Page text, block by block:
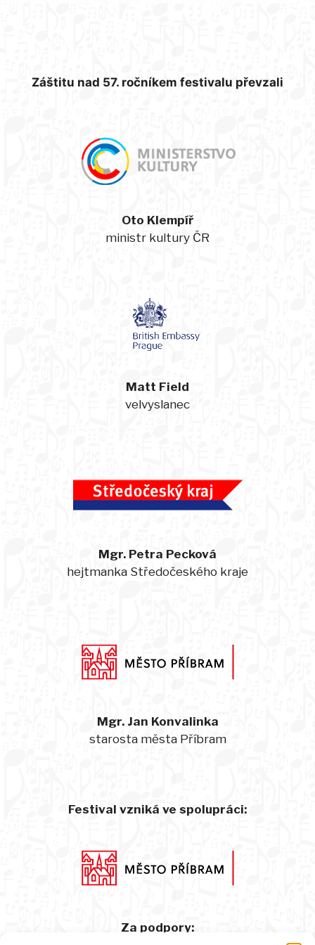
Záštitu nad 57. ročníkem festivalu převzali
Oto Klempíř
ministr kultury ČR
Matt Field
velvyslanec
Mgr. Petra Pecková
hejtmanka Středočeského kraje
Mgr. Jan Konvalinka
starosta města Příbram
Festival vzniká ve spolupráci:
Za podpory: